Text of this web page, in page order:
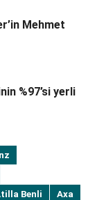
Mehmet
%97’si yerli
Benli
Axa